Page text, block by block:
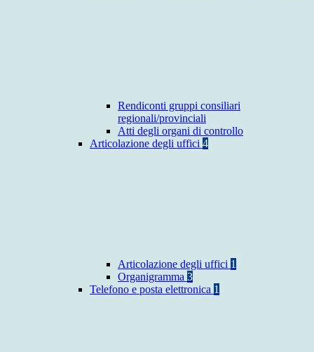
Rendiconti gruppi consiliari
regionali/provinciali
Atti degli organi di controllo
Articolazione degli uffici 4
Articolazione degli uffici 1
Organigramma 3
Telefono e posta elettronica 1